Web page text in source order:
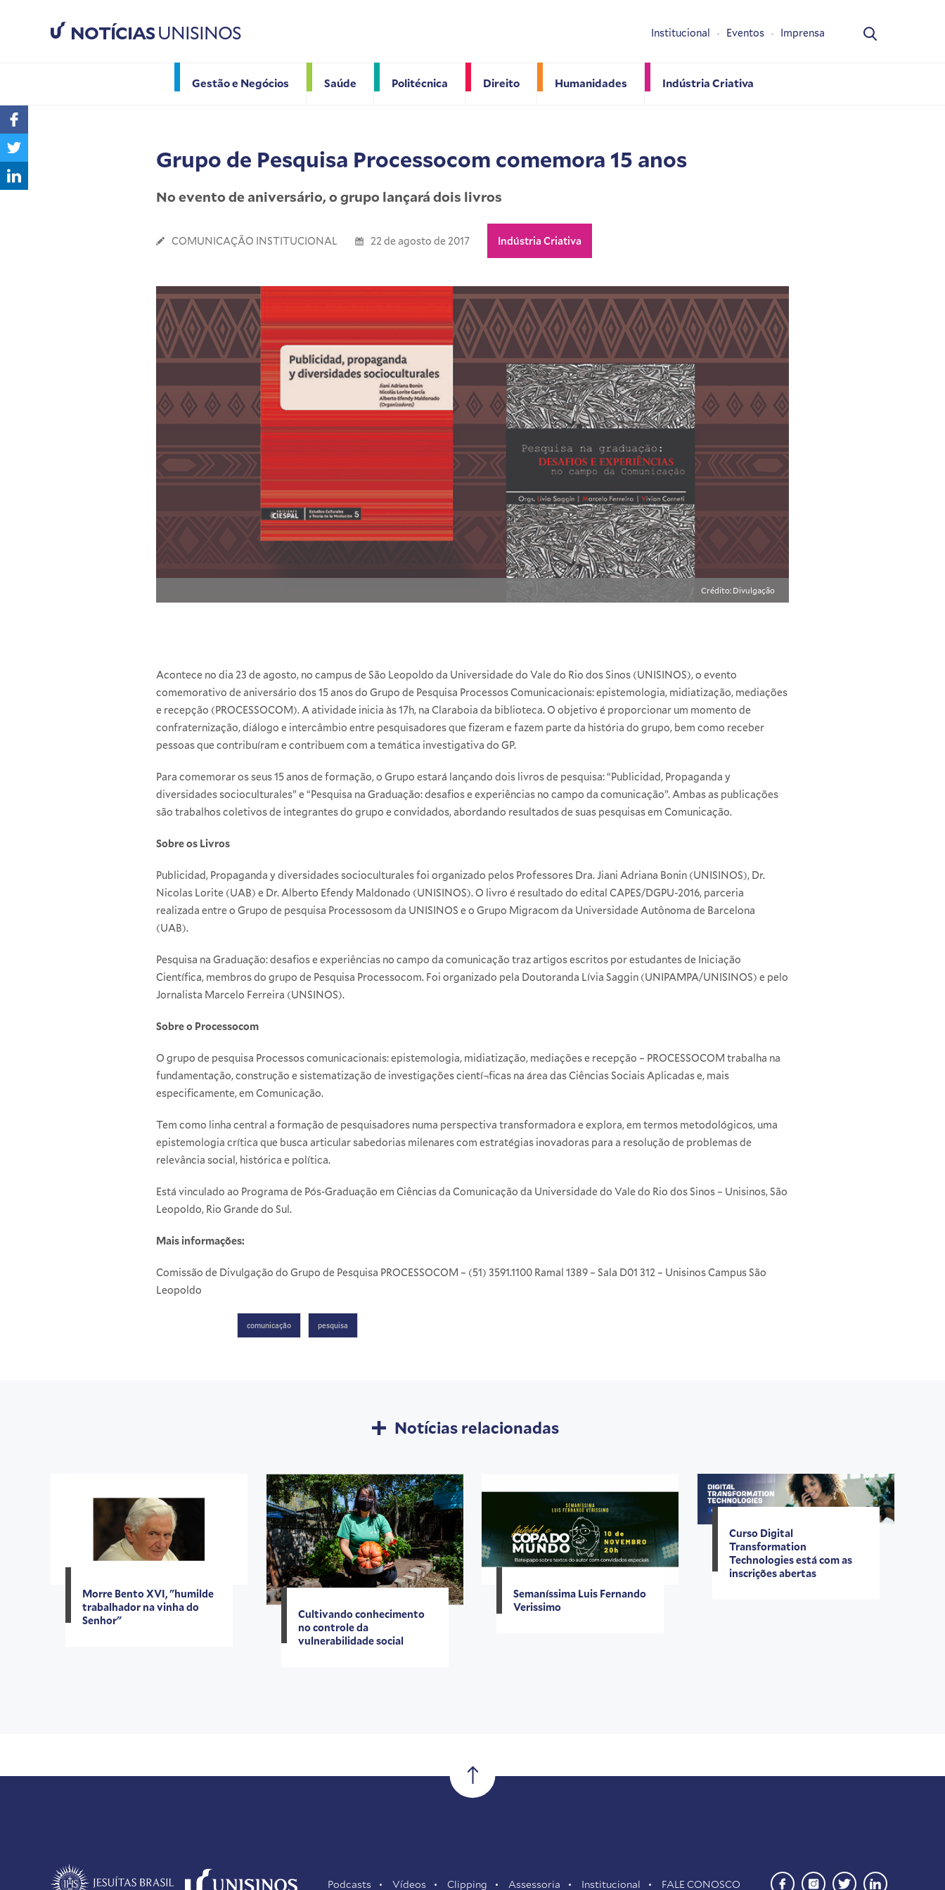
NOTÍCIASUNISINOS
Gestão e Negócios Saúde Politécnica Direito Humanidades Indústria Criativa
Institucional Eventos Imprensa
Grupo de Pesquisa Processocom comemora 15 anos
No evento de aniversário, o grupo lançará dois livros
COMUNICAÇÃO INSTITUCIONAL 22 de agosto de 2017 Indústria Criativa
Crédito: Divulgação
Acontece no dia 23 de agosto, no campus de São Leopoldo da Universidade do Vale do Rio dos Sinos (UNISINOS), o evento
comemorativo de aniversário dos 15 anos do Grupo de Pesquisa Processos Comunicacionais: epistemologia, midiatização, mediações
e recepção (PROCESSOCOM). A atividade inicia às 17h, na Claraboia da biblioteca. O objetivo é proporcionar um momento de
confraternização, diálogo e intercâmbio entre pesquisadores que fizeram e fazem parte da história do grupo, bem como receber
pessoas que contribuíram e contribuem com a temática investigativa do GP.
Para comemorar os seus 15 anos de formação, o Grupo estará lançando dois livros de pesquisa: “Publicidad, Propaganda y
diversidades socioculturales” e “Pesquisa na Graduação: desafios e experiências no campo da comunicação”. Ambas as publicações
são trabalhos coletivos de integrantes do grupo e convidados, abordando resultados de suas pesquisas em Comunicação.
Sobre os Livros
Publicidad, Propaganda y diversidades socioculturales foi organizado pelos Professores Dra. Jiani Adriana Bonin (UNISINOS), Dr.
Nicolas Lorite (UAB) e Dr. Alberto Efendy Maldonado (UNISINOS). O livro é resultado do edital CAPES/DGPU-2016, parceria
realizada entre o Grupo de pesquisa Processosom da UNISINOS e o Grupo Migracom da Universidade Autônoma de Barcelona
(UAB).
Pesquisa na Graduação: desafios e experiências no campo da comunicação traz artigos escritos por estudantes de Iniciação
Científica, membros do grupo de Pesquisa Processocom. Foi organizado pela Doutoranda Lívia Saggin (UNIPAMPA/UNISINOS) e pelo
Jornalista Marcelo Ferreira (UNSINOS).
Sobre o Processocom
O grupo de pesquisa Processos comunicacionais: epistemologia, midiatização, mediações e recepção – PROCESSOCOM trabalha na
fundamentação, construção e sistematização de investigações cientí¬ficas na área das Ciências Sociais Aplicadas e, mais
especificamente, em Comunicação.
Tem como linha central a formação de pesquisadores numa perspectiva transformadora e explora, em termos metodológicos, uma
epistemologia crítica que busca articular sabedorias milenares com estratégias inovadoras para a resolução de problemas de
relevância social, histórica e política.
Está vinculado ao Programa de Pós-Graduação em Ciências da Comunicação da Universidade do Vale do Rio dos Sinos – Unisinos, São
Leopoldo, Rio Grande do Sul.
Mais informações:
Comissão de Divulgação do Grupo de Pesquisa PROCESSOCOM – (51) 3591.1100 Ramal 1389 – Sala D01 312 – Unisinos Campus São
Leopoldo
comunicação pesquisa
Notícias relacionadas
Morre Bento XVI, "humilde
trabalhador na vinha do
Senhor"
Cultivando conhecimento
no controle da
vulnerabilidade social
Semaníssima Luis Fernando
Verissimo
Curso Digital
Transformation
Technologies está com as
inscrições abertas
Podcasts Vídeos Clipping Assessoria Institucional FALE CONOSCO